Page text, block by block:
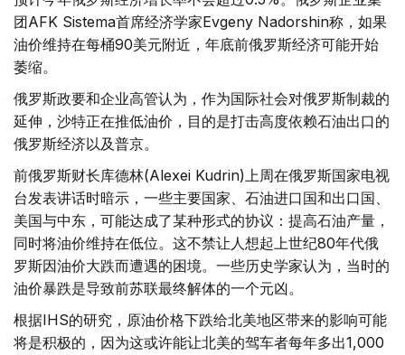
团AFK Sistema首席经济学家Evgeny Nadorshin称，如果
油价维持在每桶90美元附近，年底前俄罗斯经济可能开始
萎缩。
俄罗斯政要和企业高管认为，作为国际社会对俄罗斯制裁的
延伸，沙特正在推低油价，目的是打击高度依赖石油出口的
俄罗斯经济以及普京。
前俄罗斯财长库德林(Alexei Kudrin)上周在俄罗斯国家电视
台发表讲话时暗示，一些主要国家、石油进口国和出口国、
美国与中东，可能达成了某种形式的协议：提高石油产量，
同时将油价维持在低位。这不禁让人想起上世纪80年代俄
罗斯因油价大跌而遭遇的困境。一些历史学家认为，当时的
油价暴跌是导致前苏联最终解体的一个元凶。
根据IHS的研究，原油价格下跌给北美地区带来的影响可能
将是积极的，因为这或许能让北美的驾车者每年多出1,000